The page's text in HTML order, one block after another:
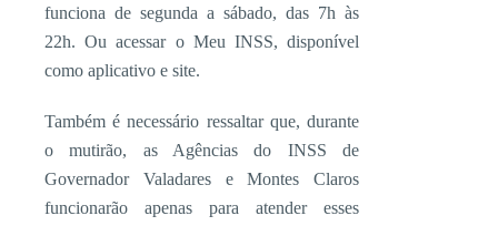
funciona de segunda a sábado, das 7h às
22h. Ou acessar o Meu INSS, disponível
como aplicativo e site.
Também é necessário ressaltar que, durante
o mutirão, as Agências do INSS de
Governador Valadares e Montes Claros
funcionarão apenas para atender esses